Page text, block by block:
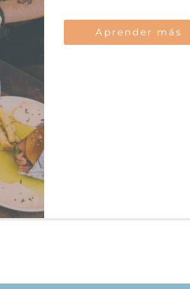
Aprender más